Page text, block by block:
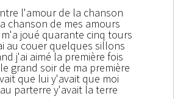
l'amour de la chanson
chanson de mes amours
m'a joué quarante cinq tours
au couer quelques sillons
j'ai aimé la première fois
grand soir de ma première
que lui y'avait que moi
parterre y'avait la terre